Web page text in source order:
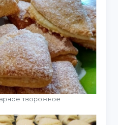
творожное